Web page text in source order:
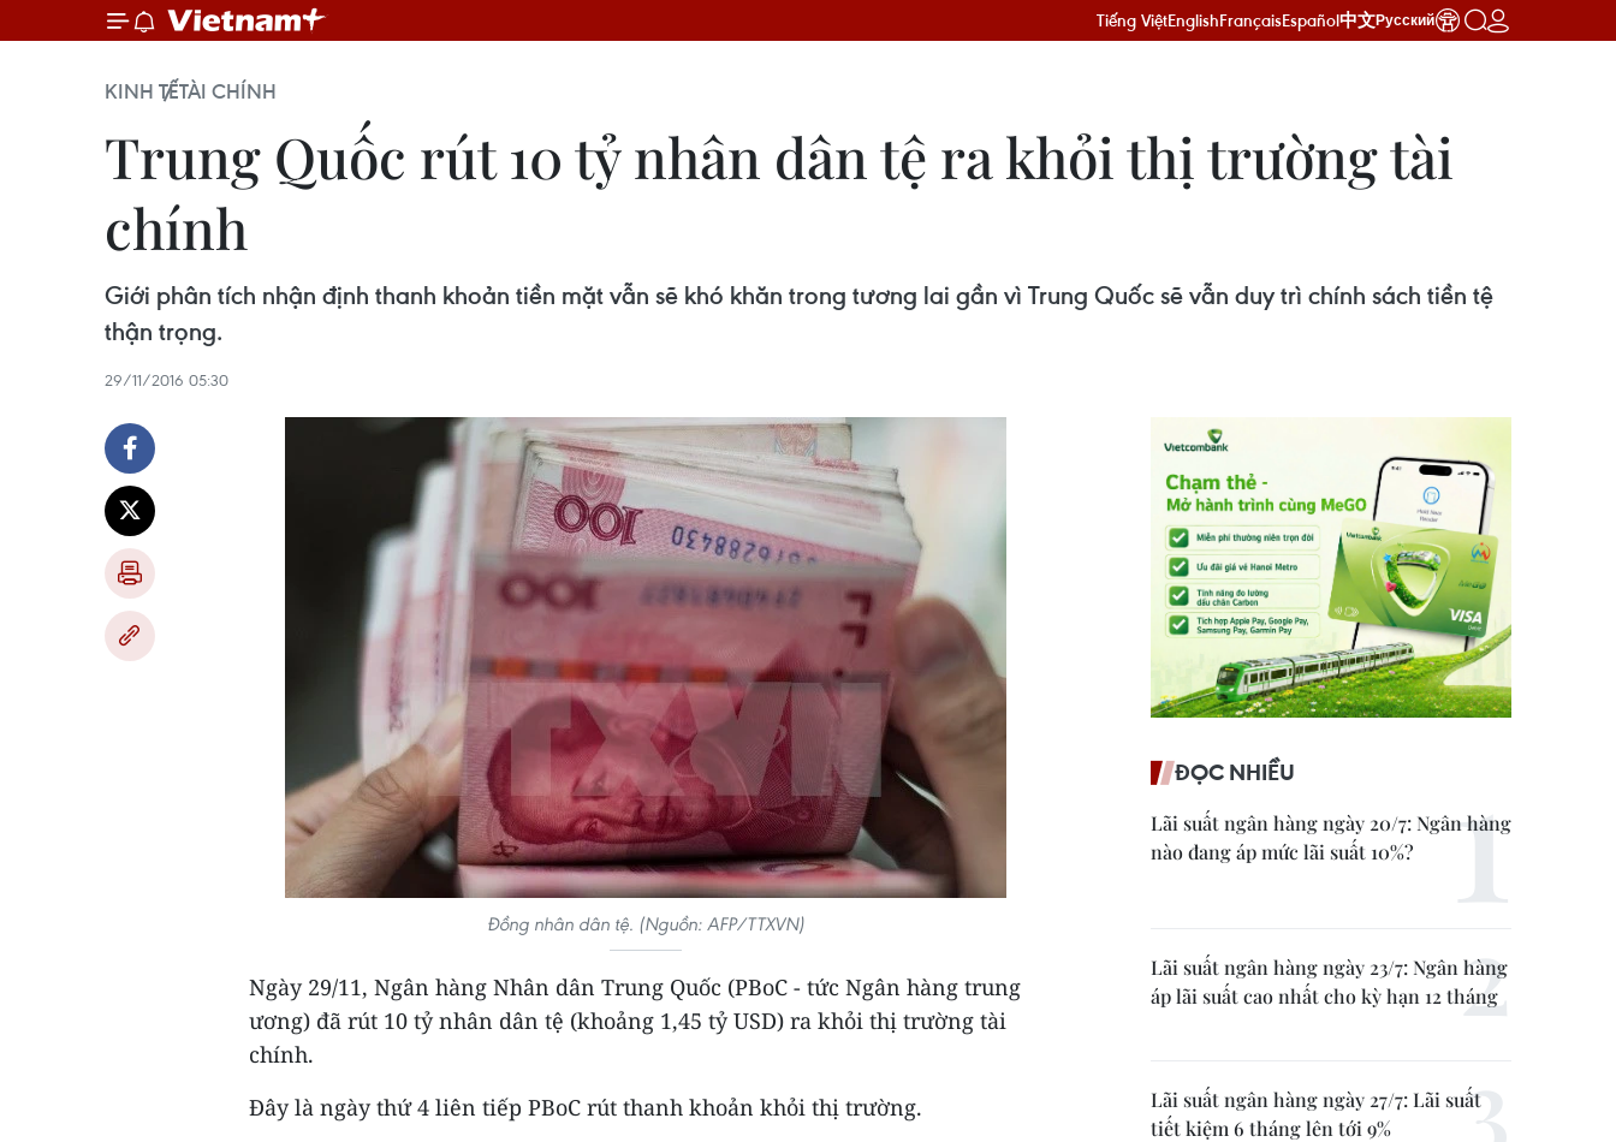
Tiếng ViệtEnglishFrançaisEspañol中文Русский
KINH TẾTÀI CHÍNH
Trung Quốc rút 10 tỷ nhân dân tệ ra khỏi thị trường tài
chính
Giới phân tích nhận định thanh khoản tiền mặt vẫn sẽ khó khăn trong tương lai gần vì Trung Quốc sẽ vẫn duy trì chính sách tiền tệ
thận trọng.
29/11/2016 05:30
Đồng nhân dân tệ. (Nguồn: AFP/TTXVN)
Ngày 29/11, Ngân hàng Nhân dân Trung Quốc (PBoC - tức Ngân hàng trung
ương) đã rút 10 tỷ nhân dân tệ (khoảng 1,45 tỷ USD) ra khỏi thị trường tài
chính.
Đây là ngày thứ 4 liên tiếp PBoC rút thanh khoản khỏi thị trường.
ĐỌC NHIỀU
Lãi suất ngân hàng ngày 20/7: Ngân hàng
nào đang áp mức lãi suất 10%?
Lãi suất ngân hàng ngày 23/7: Ngân hàng
áp lãi suất cao nhất cho kỳ hạn 12 tháng
Lãi suất ngân hàng ngày 27/7: Lãi suất
tiết kiệm 6 tháng lên tới 9%